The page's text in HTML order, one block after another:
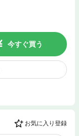
今すぐ買う
お気に入り登録